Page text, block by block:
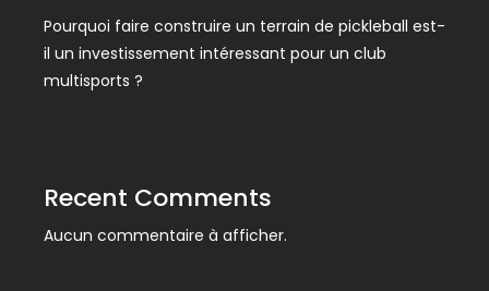
Pourquoi faire construire un terrain de pickleball est-
il un investissement intéressant pour un club
multisports ?
Recent Comments
Aucun commentaire à afficher.